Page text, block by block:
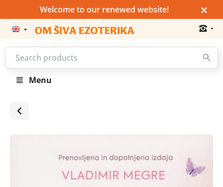
Welcome to our renewed website! ×
Menu